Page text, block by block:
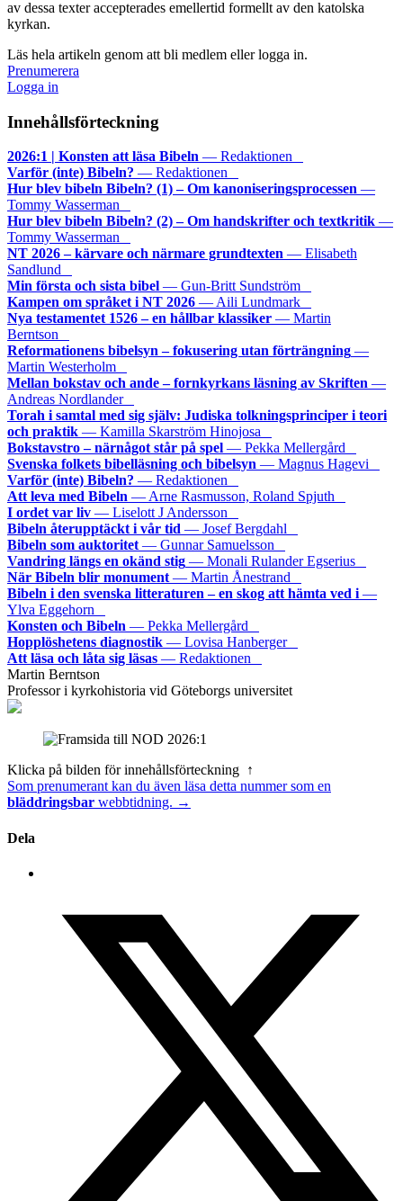
av dessa texter accepterades emellertid formellt av den katolska
kyrkan.
Läs hela artikeln genom att bli medlem eller logga in.
Prenumerera
Logga in
Innehållsförteckning
2026:1 | Konsten att läsa Bibeln — Redaktionen
Varför (inte) Bibeln? — Redaktionen
Hur blev bibeln Bibeln? (1) – Om kanoniseringsprocessen —
Tommy Wasserman
Hur blev bibeln Bibeln? (2) – Om handskrifter och textkritik —
Tommy Wasserman
NT 2026 – kärvare och närmare grundtexten — Elisabeth
Sandlund
Min första och sista bibel — Gun-Britt Sundström
Kampen om språket i NT 2026 — Aili Lundmark
Nya testamentet 1526 – en hållbar klassiker — Martin
Berntson
Reformationens bibelsyn – fokusering utan förträngning —
Martin Westerholm
Mellan bokstav och ande – fornkyrkans läsning av Skriften —
Andreas Nordlander
Torah i samtal med sig själv: Judiska tolkningsprinciper i teori
och praktik — Kamilla Skarström Hinojosa
Bokstavstro – närnågot står på spel — Pekka Mellergård
Svenska folkets bibelläsning och bibelsyn — Magnus Hagevi
Varför (inte) Bibeln? — Redaktionen
Att leva med Bibeln — Arne Rasmusson, Roland Spjuth
I ordet var liv — Liselott J Andersson
Bibeln återupptäckt i vår tid — Josef Bergdahl
Bibeln som auktoritet — Gunnar Samuelsson
Vandring längs en okänd stig — Monali Rulander Egserius
När Bibeln blir monument — Martin Ånestrand
Bibeln i den svenska litteraturen – en skog att hämta ved i —
Ylva Eggehorn
Konsten och Bibeln — Pekka Mellergård
Hopplöshetens diagnostik — Lovisa Hanberger
Att läsa och låta sig läsas — Redaktionen
Martin Berntson
Professor i kyrkohistoria vid Göteborgs universitet
Klicka på bilden för innehållsförteckning ↑
Som prenumerant kan du även läsa detta nummer som en
bläddringsbar webbtidning. →
Dela